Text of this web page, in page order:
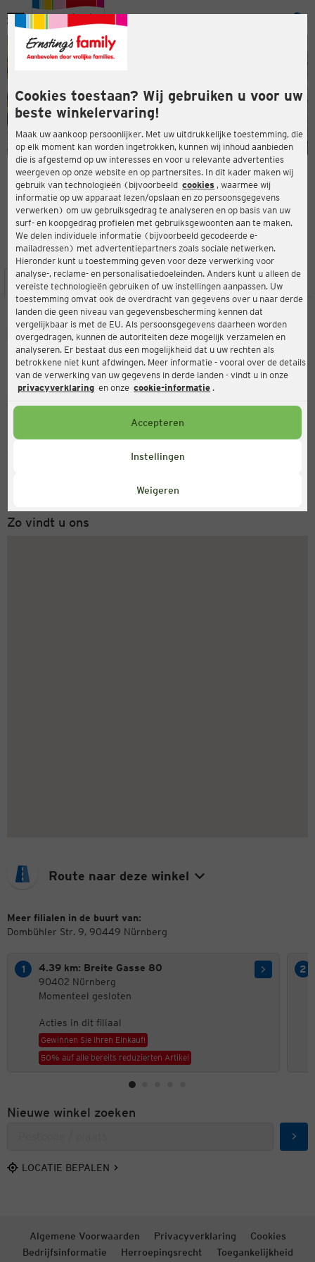
Cookies toestaan? Wij gebruiken u voor uw
beste winkelervaring!
Maak uw aankoop persoonlijker. Met uw uitdrukkelijke toestemming, die
op elk moment kan worden ingetrokken, kunnen wij inhoud aanbieden
die is afgestemd op uw interesses en voor u relevante advertenties
weergeven op onze website en op partnersites. In dit kader maken wij
gebruik van technologieën (bijvoorbeeld cookies , waarmee wij
informatie op uw apparaat lezen/opslaan en zo persoonsgegevens
verwerken) om uw gebruiksgedrag te analyseren en op basis van uw
surf- en koopgedrag profielen met gebruiksgewoonten aan te maken.
We delen individuele informatie (bijvoorbeeld gecodeerde e-
mailadressen) met advertentiepartners zoals sociale netwerken.
Hieronder kunt u toestemming geven voor deze verwerking voor
analyse-, reclame- en personalisatiedoeleinden. Anders kunt u alleen de
vereiste technologieën gebruiken of uw instellingen aanpassen. Uw
toestemming omvat ook de overdracht van gegevens over u naar derde
landen die geen niveau van gegevensbescherming kennen dat
vergelijkbaar is met de EU. Als persoonsgegevens daarheen worden
overgedragen, kunnen de autoriteiten deze mogelijk verzamelen en
analyseren. Er bestaat dus een mogelijkheid dat u uw rechten als
betrokkene niet kunt afdwingen. Meer informatie - vooral over de details
van de verwerking van uw gegevens in derde landen - vindt u in onze
privacyverklaring en onze cookie-informatie .
Accepteren
Instellingen
Weigeren
Menu
ERNSTING'S FAMILY-WINKEL
Dombühler Str. 9
90449 Nürnberg
4,2
Beoordeling:
LOCATIE SERVICES ASSORTIMENT ACTIES
Ernsting's family
Dombühler Str. 9, 90449 Nürnberg
Gesloten
Servicenummer
Maandag tot vrijdag 8-18 uur
Zo vindt u ons
Route naar deze winkel
Meer filialen in de buurt van:
Dombühler Str. 9, 90449 Nürnberg
4.39 km: Breite Gasse 80
90402 Nürnberg
Momenteel gesloten
Acties in dit filiaal
Gewinnen Sie Ihren Einkauf!
50% auf alle bereits reduzierten Artikel
Nieuwe winkel zoeken
LOCATIE BEPALEN
Algemene Voorwaarden Privacyverklaring
Cookies
Bedrijfsinformatie
Herroepingsrecht Toegankelijkheid